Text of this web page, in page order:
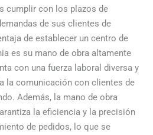
cumplir con los plazos de
de sus clientes de
de establecer un centro de
es su mano de obra altamente
con una fuerza laboral diversa y
la comunicación con clientes de
Además, la mano de obra
la eficiencia y la precisión
de pedidos, lo que se